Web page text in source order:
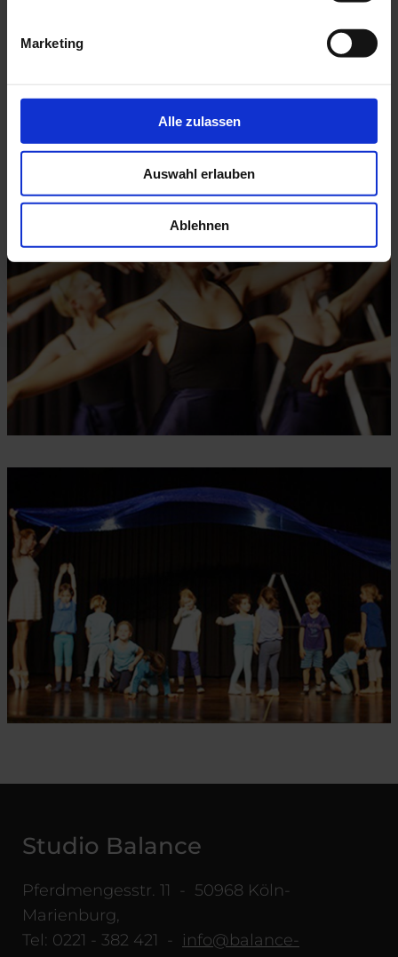
Marketing
Alle zulassen
Auswahl erlauben
Ablehnen
Studio Balance
Pferdmengesstr. 11 - 50968 Köln-
Marienburg,
Tel: 0221 - 382 421 - info@balance-